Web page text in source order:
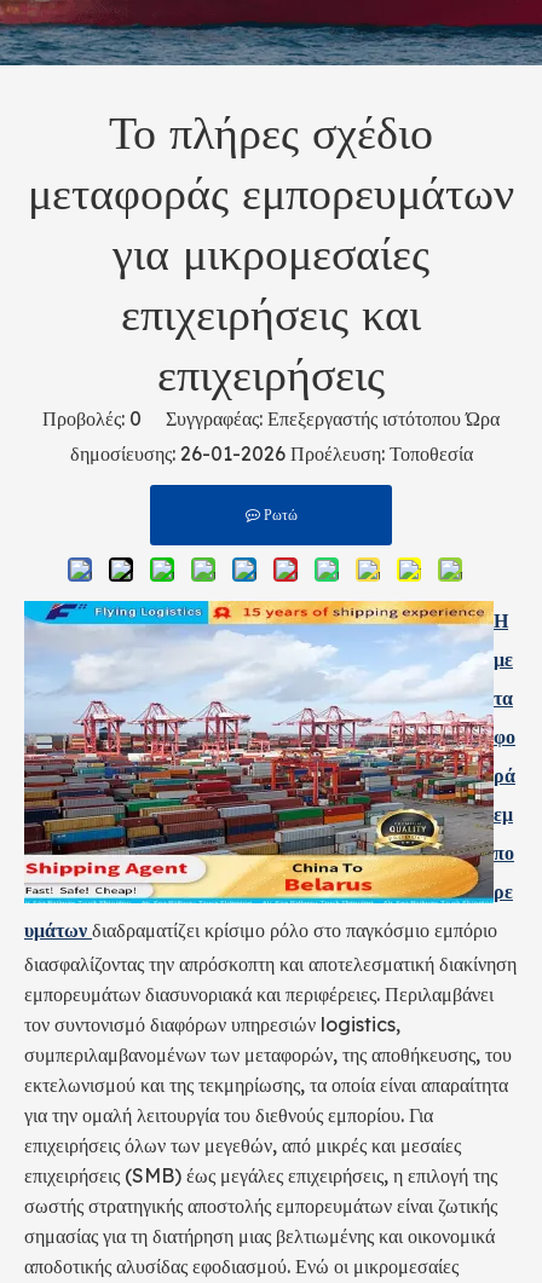
Το πλήρες σχέδιο
μεταφοράς εμπορευμάτων
για μικρομεσαίες
επιχειρήσεις και
επιχειρήσεις
Προβολές: 0 Συγγραφέας: Επεξεργαστής ιστότοπου Ώρα
δημοσίευσης: 26-01-2026 Προέλευση: Τοποθεσία
Ρωτώ
Η
με
τα
φο
ρά
εμ
πο
ρε
υμάτων διαδραματίζει κρίσιμο ρόλο στο παγκόσμιο εμπόριο
διασφαλίζοντας την απρόσκοπτη και αποτελεσματική διακίνηση
εμπορευμάτων διασυνοριακά και περιφέρειες. Περιλαμβάνει
τον συντονισμό διαφόρων υπηρεσιών logistics,
συμπεριλαμβανομένων των μεταφορών, της αποθήκευσης, του
εκτελωνισμού και της τεκμηρίωσης, τα οποία είναι απαραίτητα
για την ομαλή λειτουργία του διεθνούς εμπορίου. Για
επιχειρήσεις όλων των μεγεθών, από μικρές και μεσαίες
επιχειρήσεις (SMB) έως μεγάλες επιχειρήσεις, η επιλογή της
σωστής στρατηγικής αποστολής εμπορευμάτων είναι ζωτικής
σημασίας για τη διατήρηση μιας βελτιωμένης και οικονομικά
αποδοτικής αλυσίδας εφοδιασμού. Ενώ οι μικρομεσαίες